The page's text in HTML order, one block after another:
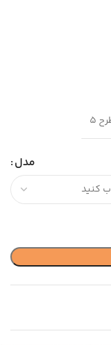
مدل